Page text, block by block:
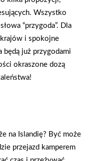
Wszystko
“przygoda”. Dla
i spokojne
już przygodami
okraszone dozą
na Islandię? Być może
przejazd kamperem